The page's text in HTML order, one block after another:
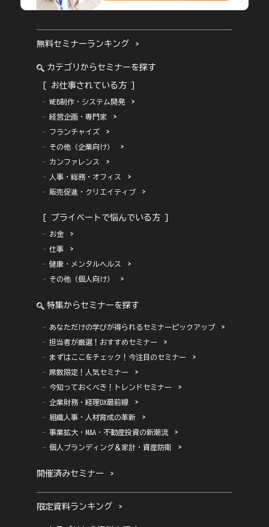
無料セミナーランキング
カテゴリからセミナーを探す
[ お仕事されている方 ]
WEB制作・システム開発
経営企画・専門家
フランチャイズ
その他（企業向け）
カンファレンス
人事・総務・オフィス
販売促進・クリエイティブ
[ プライベートで悩んでいる方 ]
お金
仕事
健康・メンタルヘルス
その他（個人向け）
特集からセミナーを探す
あなただけの学びが得られるセミナーピックアップ
担当者が厳選！おすすめセミナー
まずはここをチェック！今注目のセミナー
席数限定！人気セミナー
今知っておくべき！トレンドセミナー
企業財務・経理DX最前線
組織人事・人材育成の革新
事業拡大・M&A・不動産投資の新潮流
個人ブランディング＆家計・資産防衛
開催済みセミナー
限定資料ランキング